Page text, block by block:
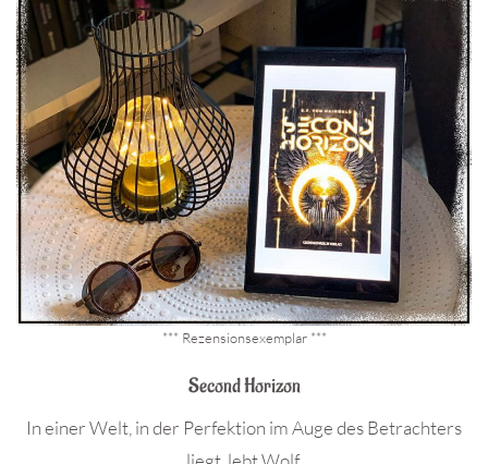
*** Rezensionsexemplar ***
Second Horizon
In einer Welt, in der Perfektion im Auge des Betrachters